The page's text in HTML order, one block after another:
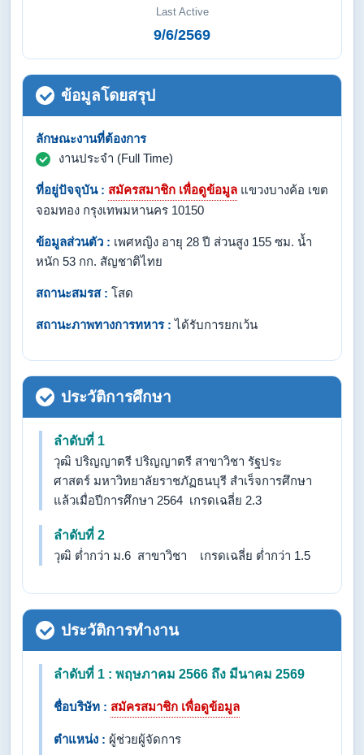
Last Active
9/6/2569
ข้อมูลโดยสรุป
ลักษณะงานที่ต้องการ
งานประจำ (Full Time)
ที่อยู่ปัจจุบัน : สมัครสมาชิก เพื่อดูข้อมูล แขวงบางค้อ เขต
จอมทอง กรุงเทพมหานคร 10150
ข้อมูลส่วนตัว : เพศหญิง อายุ 28 ปี ส่วนสูง 155 ซม. น้ำ
หนัก 53 กก. สัญชาติไทย
สถานะสมรส : โสด
สถานะภาพทางการทหาร : ได้รับการยกเว้น
ประวัติการศึกษา
ลำดับที่ 1
วุฒิ ปริญญาตรี ปริญญาตรี สาขาวิชา รัฐประ
ศาสตร์ มหาวิทยาลัยราชภัฏธนบุรี สำเร็จการศึกษา
แล้วเมื่อปีการศึกษา 2564 เกรดเฉลี่ย 2.3
ลำดับที่ 2
วุฒิ ต่ำกว่า ม.6 สาขาวิชา เกรดเฉลี่ย ต่ำกว่า 1.5
ประวัติการทำงาน
ลำดับที่ 1 : พฤษภาคม 2566 ถึง มีนาคม 2569
ชื่อบริษัท : สมัครสมาชิก เพื่อดูข้อมูล
ตำแหน่ง : ผู้ช่วยผู้จัดการ